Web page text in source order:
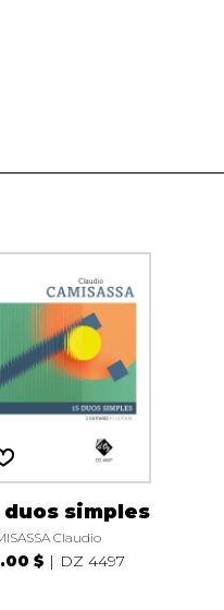
duos simples
Claudio
$ DZ 4497